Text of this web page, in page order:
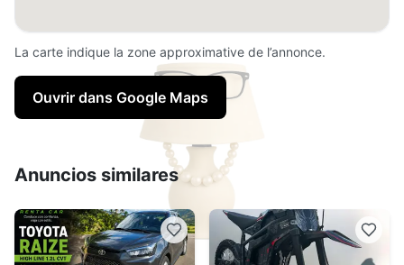
La carte indique la zone approximative de l’annonce.
Ouvrir dans Google Maps
Anuncios similares